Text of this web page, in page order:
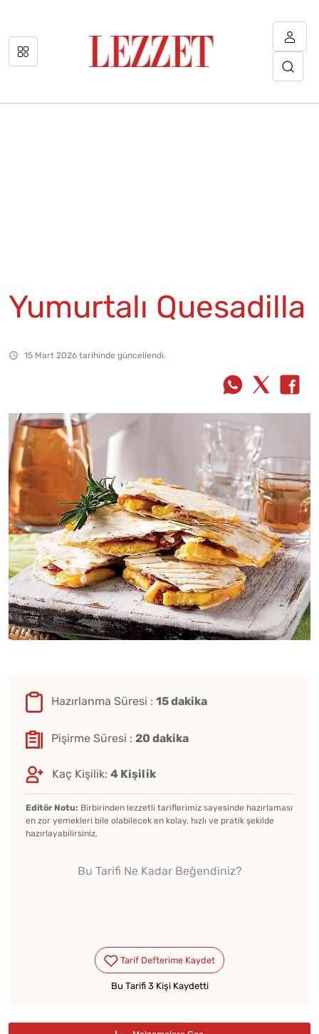
Yumurtalı Quesadilla
15 Mart 2026 tarihinde güncellendi.
Hazırlanma Süresi : 15 dakika
Pişirme Süresi : 20 dakika
Kaç Kişilik: 4 Kişilik
Editör Notu: Birbirinden lezzetli tariflerimiz sayesinde hazırlaması
en zor yemekleri bile olabilecek en kolay, hızlı ve pratik şekilde
hazırlayabilirsiniz.
Bu Tarifi Ne Kadar Beğendiniz?
Bu Tarifi 3 Kişi Kaydetti